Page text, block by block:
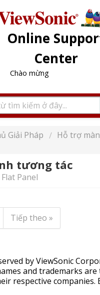
Online
Center
Chào mừng
Giải Pháp
Hỗ trợ
tương tác
Panel
Tiếp theo »
by ViewSonic
and trademarks
respective companies.